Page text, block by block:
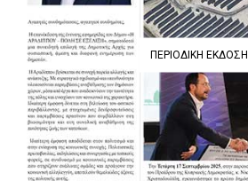
ΠΕΡΙΟΔΙΚΉ ΈΚΔΟΣΗ